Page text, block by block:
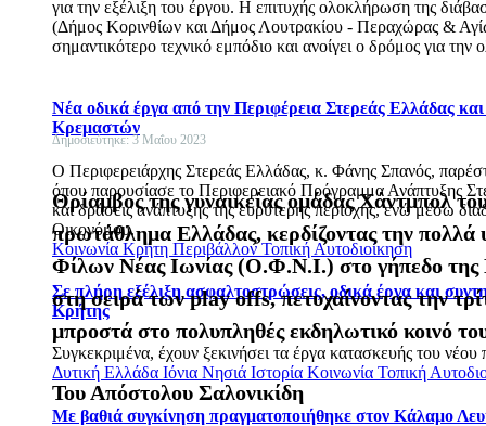
για την εξέλιξη του έργου. Η επιτυχής ολοκλήρωση της
(Δήμος Κορινθίων και Δήμος Λουτρακίου - Περαχώρας &
σημαντικότερο τεχνικό εμπόδιο και ανοίγει ο δρόμος για
Νέα οδικά έργα από την Περιφέρεια Στερεάς Ελλάδας
Κρεμαστών
Ο Περιφερειάρχης Στερεάς Ελλάδας, κ. Φάνης Σπανός,
όπου παρουσίασε το Περιφερειακό Πρόγραμμα Ανάπτυξης
και δράσεις ανάπτυξης της ευρύτερης περιοχής, ενώ μέσω
Οικονόμου.
Κοινωνία Κρήτη ΠεριβάλλονΤοπική Αυτοδιοίκηση
Σε πλήρη εξέλιξη ασφαλτοστρώσεις, οδικά έργα και
Κρήτης
Συγκεκριμένα, έχουν ξεκινήσει τα έργα κατασκευής του
Δυτική Ελλάδα Ιόνια Νησιά Ιστορία Κοινωνία Τοπική
Με βαθιά συγκίνηση πραγματοποιήθηκε στον Κάλαμο
Δημοσιεύτηκε: 3 Μαΐου 2023
Θρίαμβος της γυναικείας ομάδας Χάντμπολ
πρωτάθλημα Ελλάδας, κερδίζοντας την πολλά
Φίλων Νέας Ιωνίας (Ο.Φ.Ν.Ι.) στο γήπεδο της
στη σειρά των play offs, πετυχαίνοντας την
μπροστά στο πολυπληθές εκδηλωτικό κοινό
Του Απόστολου Σαλονικίδη